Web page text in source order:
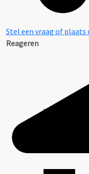
Stel een vraag of
Reageren